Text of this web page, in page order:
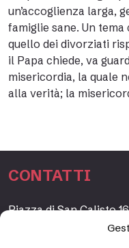
un’accoglienza larga,
famiglie sane. Un tema
quello dei divorziati
il Papa chiede, va
misericordia, la quale
alla verità; la
CONTATTI
Piazza di San Calisto